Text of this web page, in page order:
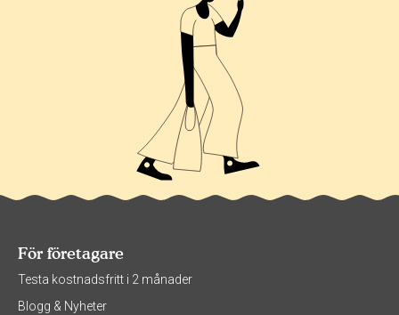
För företagare
Testa kostnadsfritt i 2 månader
Blogg & Nyheter